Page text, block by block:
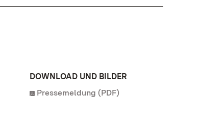
DOWNLOAD UND BILDER
Pressemeldung (PDF)